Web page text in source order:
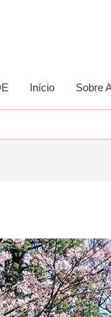
Início Sobre